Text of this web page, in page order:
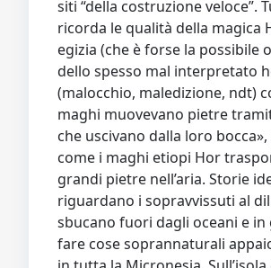
siti “della costruzione veloce”.
ricorda le qualità della magica
egizia (che è forse la possibile
dello spesso mal interpretato
(malocchio, maledizione, ndt)
maghi muovevano pietre
che uscivano dalla loro
come i maghi etiopi Hor
grandi pietre nell’aria. Storie
riguardano i sopravvissuti al
sbucano fuori dagli oceani e in
fare cose soprannaturali